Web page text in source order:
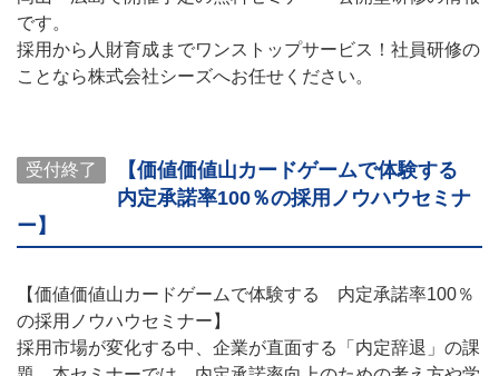
です。
採用から人財育成までワンストップサービス！社員研修の
ことなら株式会社シーズへお任せください。
受付終了
【価値価値山カードゲームで体験する
内定承諾率100％の採用ノウハウセミナ
ー】
【価値価値山カードゲームで体験する 内定承諾率100％
の採用ノウハウセミナー】
採用市場が変化する中、企業が直面する「内定辞退」の課